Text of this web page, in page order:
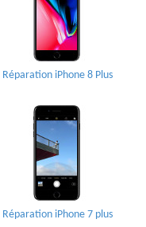
Réparation iPhone 8 Plus
Réparation iPhone 7 plus